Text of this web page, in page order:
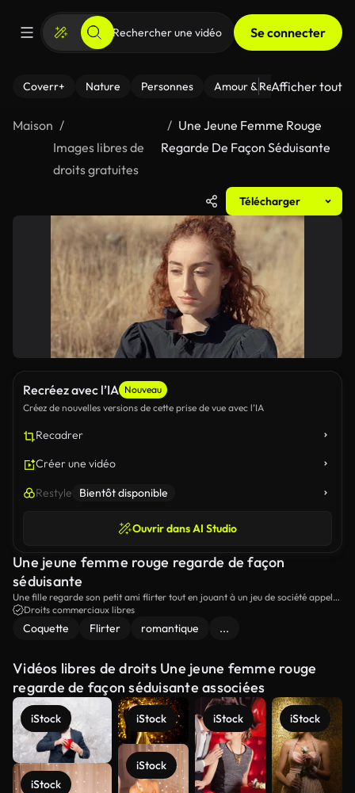
Se connecter
Coverr+ Nature Personnes Amour & Relations Le
Afficher tout
Maison
Images libres de
droits gratuites
Une Jeune Femme Rouge
Regarde De Façon Séduisante
Télécharger
Recréez avec l’IA Nouveau
Créez de nouvelles versions de cette prise de vue avec l’IA
Recadrer
Créer une vidéo
Restyle Bientôt disponible
Ouvrir dans AI Studio
Une jeune femme rouge regarde de façon
séduisante
Une fille regarde son petit ami flirter tout en jouant à un jeu de société appelé
"Lovopoly" sur le terrain.
Droits commerciaux libres
Coquette Flirter romantique ...
Vidéos libres de droits Une jeune femme rouge
regarde de façon séduisante associées
iStock
iStock
iStock
iStock
iStock iStock